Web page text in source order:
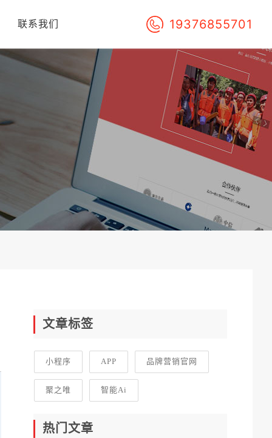
联系我们 19376855701
文章标签
小程序 APP 品牌营销官网
聚之唯 智能Ai
热门文章